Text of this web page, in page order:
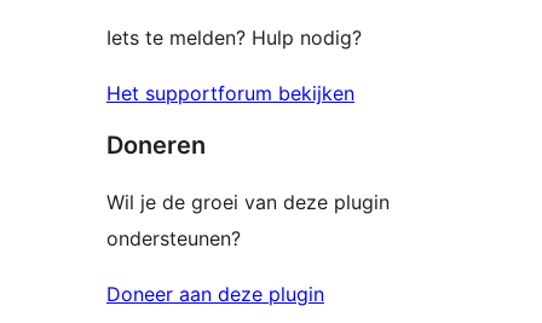
Iets te melden? Hulp nodig?
Het supportforum bekijken
Doneren
Wil je de groei van deze plugin
ondersteunen?
Doneer aan deze plugin